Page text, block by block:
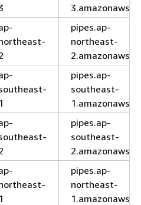
pipes.ap-
northeast-
1
pipes.ap-
southeast-
pipes.ap-
southeast-
1
pipes.ap-
northeast-